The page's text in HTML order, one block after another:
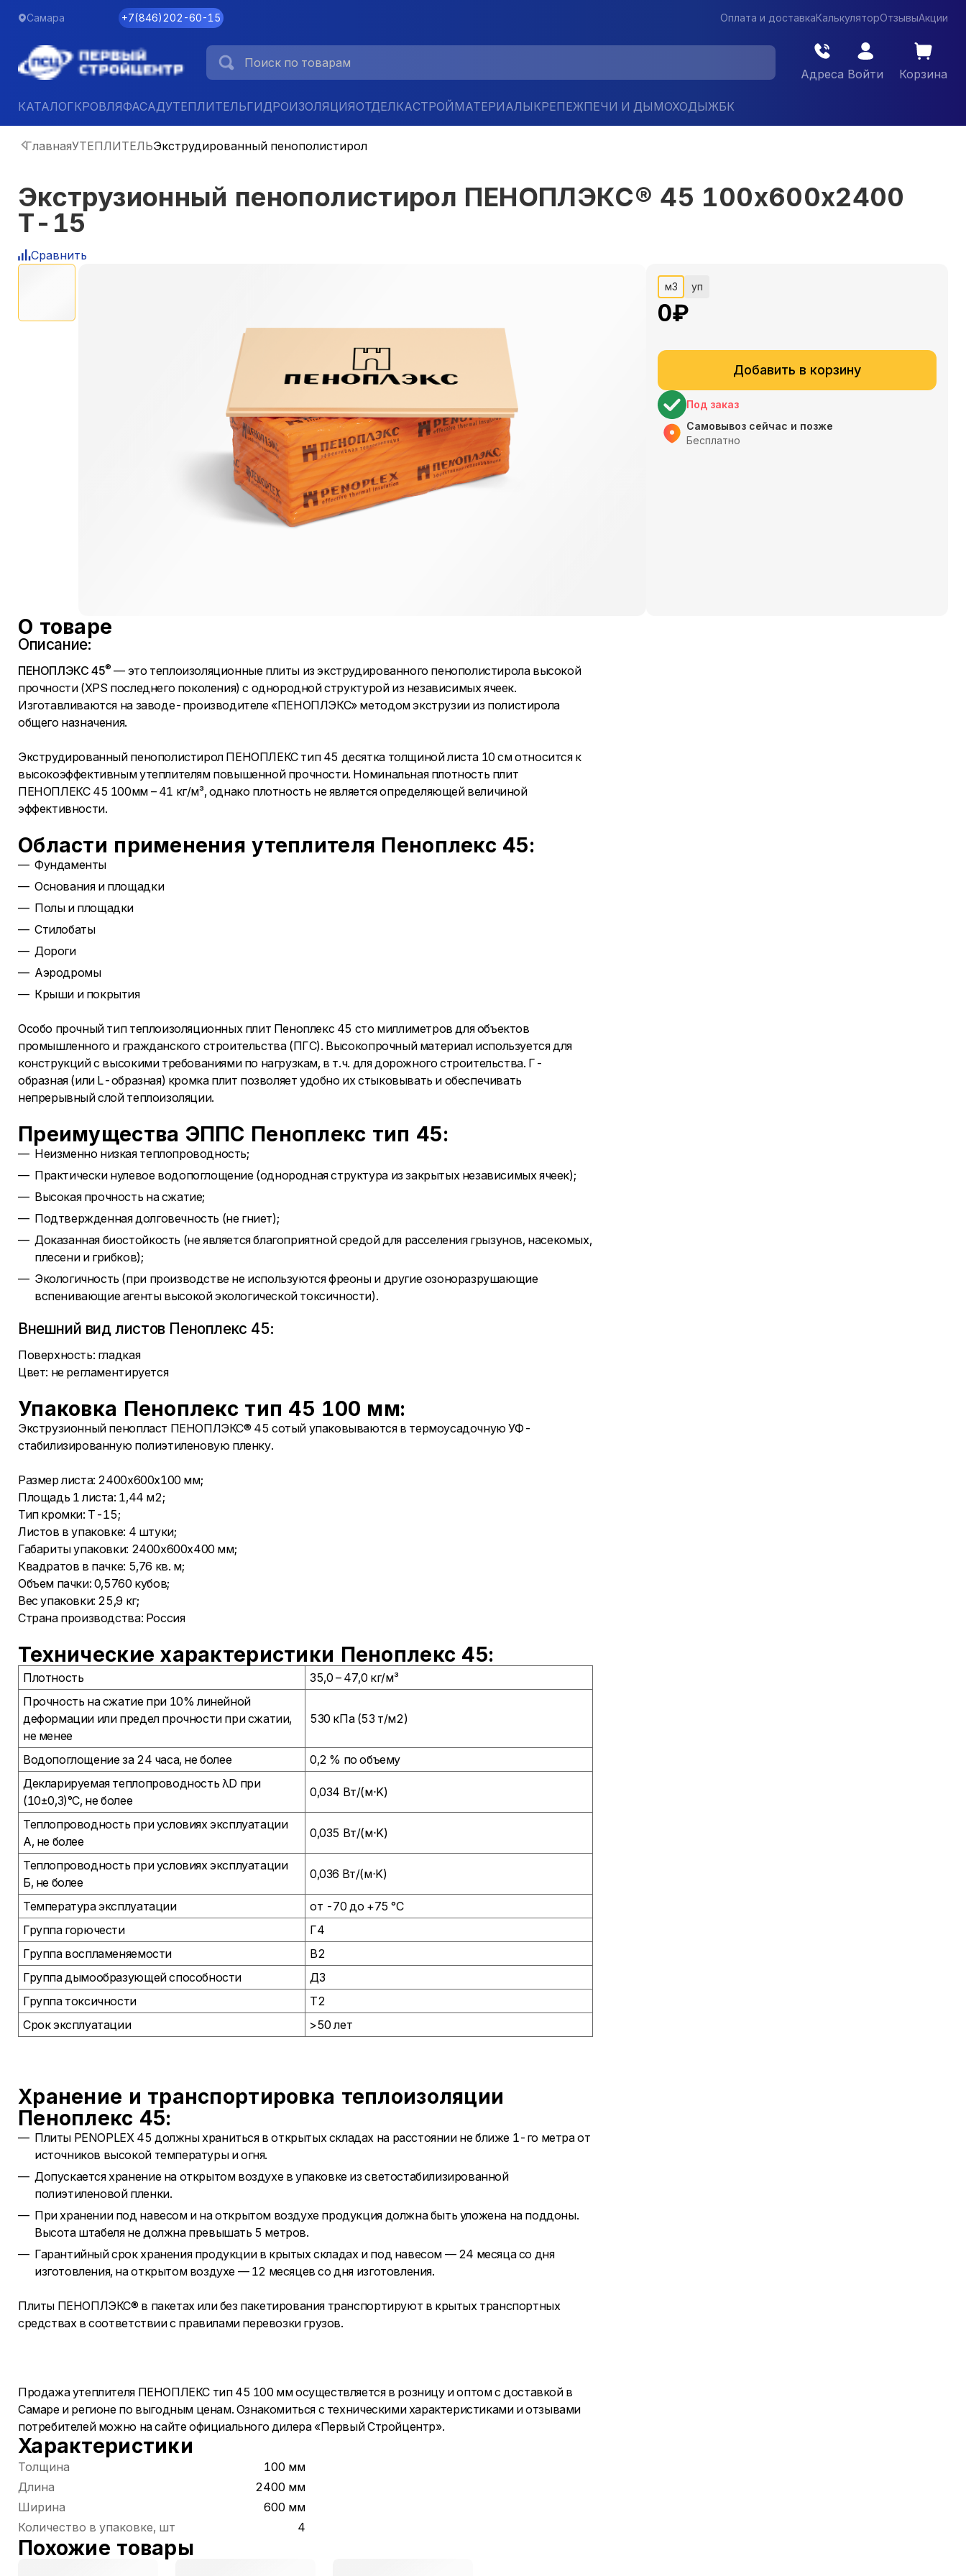
Самара +7(846)202-60-15 Оплата и доставкаКалькуляторОтзывыАкции
Адреса Войти Корзина
КАТАЛОГКРОВЛЯФАСАДУТЕПЛИТЕЛЬГИДРОИЗОЛЯЦИЯОТДЕЛКАСТРОЙМАТЕРИАЛЫКРЕПЕЖПЕЧИ И ДЫМОХОДЫЖБК
ГлавнаяУТЕПЛИТЕЛЬЭкструдированный пенополистирол
Экструзионный пенополистирол ПЕНОПЛЭКС® 45 100х600х2400
Т-15
Сравнить
м3 уп
0₽
Добавить в корзину
Под заказ
Самовывоз сейчас и позже
Бесплатно
О товаре
Описание:
ПЕНОПЛЭКС 45® — это теплоизоляционные плиты из экструдированного пенополистирола высокой
прочности (XPS последнего поколения) с однородной структурой из независимых ячеек.
Изготавливаются на заводе-производителе «ПЕНОПЛЭКС» методом экструзии из полистирола
общего назначения.
Экструдированный пенополистирол ПЕНОПЛЕКС тип 45 десятка толщиной листа 10 см относится к
высокоэффективным утеплителям повышенной прочности. Номинальная плотность плит
ПЕНОПЛЕКС 45 100мм – 41 кг/м³, однако плотность не является определяющей величиной
эффективности.
Области применения утеплителя Пеноплекс 45:
Фундаменты
Основания и площадки
Полы и площадки
Стилобаты
Дороги
Аэродромы
Крыши и покрытия
Особо прочный тип теплоизоляционных плит Пеноплекс 45 сто миллиметров для объектов
промышленного и гражданского строительства (ПГС). Высокопрочный материал используется для
конструкций с высокими требованиями по нагрузкам, в т.ч. для дорожного строительства. Г-
образная (или L-образная) кромка плит позволяет удобно их стыковывать и обеспечивать
непрерывный слой теплоизоляции.
Преимущества ЭППС Пеноплекс тип 45:
Неизменно низкая теплопроводность;
Практически нулевое водопоглощение (однородная структура из закрытых независимых ячеек);
Высокая прочность на сжатие;
Подтвержденная долговечность (не гниет);
Доказанная биостойкость (не является благоприятной средой для расселения грызунов, насекомых,
плесени и грибков);
Экологичность (при производстве не используются фреоны и другие озоноразрушающие
вспенивающие агенты высокой экологической токсичности).
Внешний вид листов Пеноплекс 45:
Поверхность: гладкая
Цвет: не регламентируется
Упаковка Пеноплекс тип 45 100 мм:
Экструзионный пенопласт ПЕНОПЛЭКС® 45 сотый упаковываются в термоусадочную УФ-
стабилизированную полиэтиленовую пленку.
Размер листа: 2400х600х100 мм;
Площадь 1 листа: 1,44 м2;
Тип кромки: Т-15;
Листов в упаковке: 4 штуки;
Габариты упаковки: 2400х600х400 мм;
Квадратов в пачке: 5,76 кв. м;
Объем пачки: 0,5760 кубов;
Вес упаковки: 25,9 кг;
Страна производства: Россия
Технические характеристики Пеноплекс 45:
Плотность
35,0 – 47,0 кг/м³
Прочность на сжатие при 10% линейной
деформации или предел прочности при сжатии,
не менее
530 кПа (53 т/м2)
Водопоглощение за 24 часа, не более
0,2 % по объему
Декларируемая теплопроводность λD при
(10±0,3)°С, не более
0,034 Вт/(м⋅K)
Теплопроводность при условиях эксплуатации
А, не более
0,035 Вт/(м⋅K)
Теплопроводность при условиях эксплуатации
Б, не более
0,036 Вт/(м⋅K)
Температура эксплуатации
от -70 до +75 °С
Группа горючести
Г4
Группа воспламеняемости
В2
Группа дымообразующей способности
Д3
Группа токсичности
Т2
Срок эксплуатации
>50 лет
Хранение и транспортировка теплоизоляции
Пеноплекс 45:
Плиты PENOPLEX 45 должны храниться в открытых складах на расстоянии не ближе 1-го метра от
источников высокой температуры и огня.
Допускается хранение на открытом воздухе в упаковке из светостабилизированной
полиэтиленовой пленки.
При хранении под навесом и на открытом воздухе продукция должна быть уложена на поддоны.
Высота штабеля не должна превышать 5 метров.
Гарантийный срок хранения продукции в крытых складах и под навесом — 24 месяца со дня
изготовления, на открытом воздухе — 12 месяцев со дня изготовления.
Плиты ПЕНОПЛЭКС® в пакетах или без пакетирования транспортируют в крытых транспортных
средствах в соответствии с правилами перевозки грузов.
Продажа утеплителя ПЕНОПЛЕКС тип 45 100 мм осуществляется в розницу и оптом с доставкой в
Самаре и регионе по выгодным ценам. Ознакомиться с техническими характеристиками и отзывами
потребителей можно на сайте официального дилера «Первый Стройцентр».
Характеристики
Толщина
100 мм
Длина
2400 мм
Ширина
600 мм
Количество в упаковке, шт
4
Похожие товары